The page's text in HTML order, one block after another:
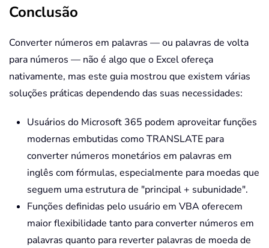
        centPart
            centPart
= Trim (Split
End
If
End
If
    dollarValue
=
    WordsToNumber
= dollarValue
End Function
Private Function
Dim
parts () String
Dim i As Long, val As Double
Conclusão
Converter números em palavras — ou palavras de volta
para números — não é algo que o Excel ofereça
nativamente, mas este guia mostrou que existem várias
soluções práticas dependendo das suas necessidades:
Usuários do Microsoft 365 podem aproveitar funções
modernas embutidas como TRANSLATE para
converter números monetários em palavras em
inglês com fórmulas, especialmente para moedas que
seguem uma estrutura de "principal + subunidade".
Funções definidas pelo usuário em VBA oferecem
maior flexibilidade tanto para converter números em
palavras quanto para reverter palavras de moeda de